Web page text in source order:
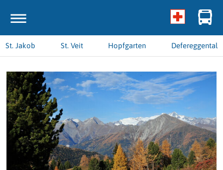
St. Jakob St. Veit Hopfgarten Defereggental